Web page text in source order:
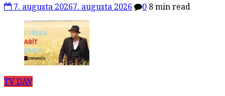
7. augusta 20267. augusta 2026 0 8 min read
TV DAV